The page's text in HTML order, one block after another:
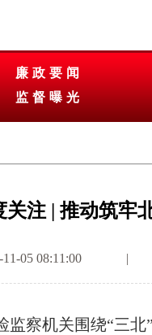
廉政要闻
监督曝光
关注 | 推动筑牢
05 08:11:00 |
监察机关围绕“三北